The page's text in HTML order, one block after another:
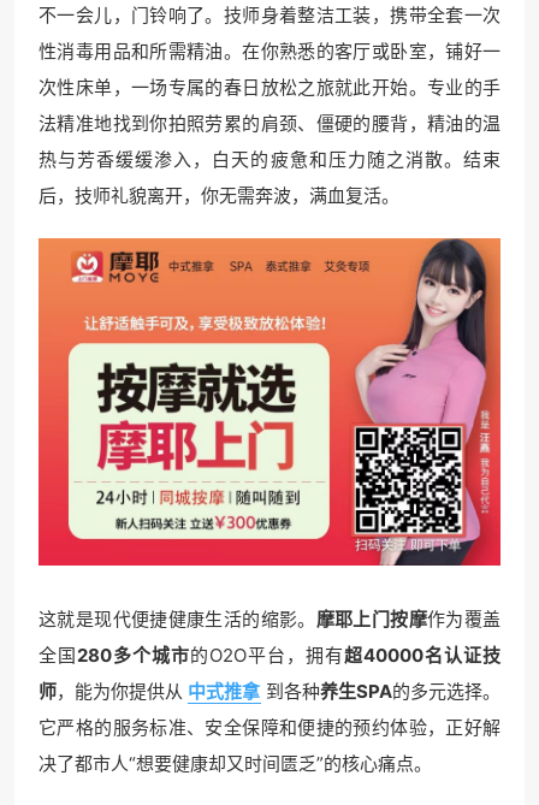
不一会儿，门铃响了。技师身着整洁工装，携带全套一次
性消毒用品和所需精油。在你熟悉的客厅或卧室，铺好一
次性床单，一场专属的春日放松之旅就此开始。专业的手
法精准地找到你拍照劳累的肩颈、僵硬的腰背，精油的温
热与芳香缓缓渗入，白天的疲惫和压力随之消散。结束
后，技师礼貌离开，你无需奔波，满血复活。
这就是现代便捷健康生活的缩影。 摩耶上门按摩作为覆盖
全国280多个城市的O2O平台，拥有超40000名认证技
师，能为你提供从 中式推拿 到各种养生SPA的多元选择。
它严格的服务标准、安全保障和便捷的预约体验，正好解
决了都市人“想要健康却又时间匮乏”的核心痛点。